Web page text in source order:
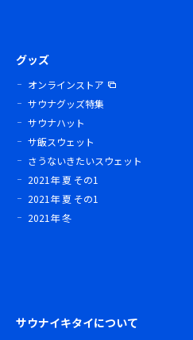
グッズ
オンラインストア
サウナグッズ特集
サウナハット
サ飯スウェット
さうないきたいスウェット
2021年 夏 その1
2021年 夏 その1
2021年 冬
サウナイキタイについて